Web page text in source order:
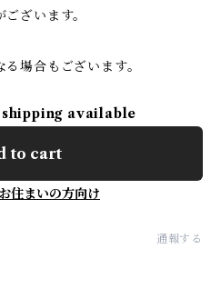
ざいます。
場合もございます。
available
to cart
住まいの方向け
通報する